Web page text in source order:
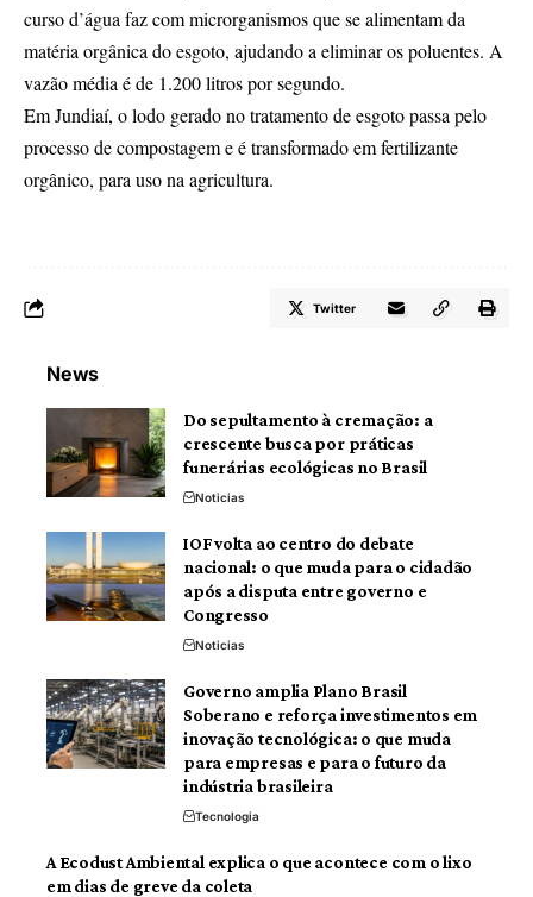
curso d’água faz com microrganismos que se alimentam da
matéria orgânica do esgoto, ajudando a eliminar os poluentes. A
vazão média é de 1.200 litros por segundo.
Em Jundiaí, o lodo gerado no tratamento de esgoto passa pelo
processo de compostagem e é transformado em fertilizante
orgânico, para uso na agricultura.
Twitter
News
Do sepultamento à cremação: a
crescente busca por práticas
funerárias ecológicas no Brasil
Noticias
IOF volta ao centro do debate
nacional: o que muda para o cidadão
após a disputa entre governo e
Congresso
Noticias
Governo amplia Plano Brasil
Soberano e reforça investimentos em
inovação tecnológica: o que muda
para empresas e para o futuro da
indústria brasileira
Tecnologia
A Ecodust Ambiental explica o que acontece com o lixo
em dias de greve da coleta